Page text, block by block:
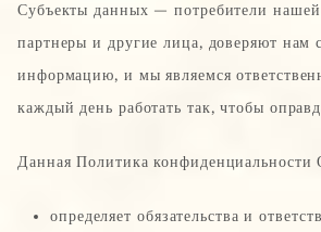
Субъекты данных — потребители
партнеры и другие лица, доверяют нам
информацию, и мы являемся
каждый день работать так, чтобы
Данная Политика конфиденциальности
определяет обязательства и
я
*
о
т
0 из 12 символов.
Электронная почта *
Сообщение*